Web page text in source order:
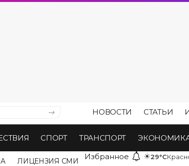
НОВОСТИ СТАТЬИ
СПОРТ ТРАНСПОРТ
ЛИЦЕНЗИЯ СМИ Избранное ☀29°C